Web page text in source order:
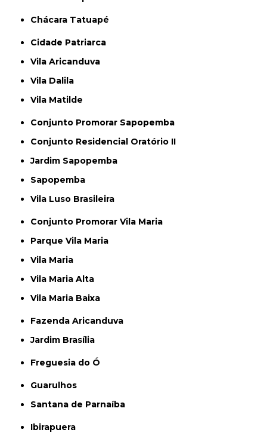
Chácara Tatuapé
Cidade Patriarca
Vila Aricanduva
Vila Dalila
Vila Matilde
Conjunto Promorar Sapopemba
Conjunto Residencial Oratório II
Jardim Sapopemba
Sapopemba
Vila Luso Brasileira
Conjunto Promorar Vila Maria
Parque Vila Maria
Vila Maria
Vila Maria Alta
Vila Maria Baixa
Fazenda Aricanduva
Jardim Brasília
Freguesia do Ó
Guarulhos
Santana de Parnaíba
Ibirapuera